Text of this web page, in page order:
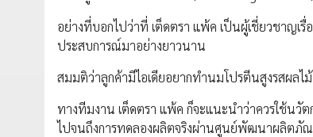
อย่างที่บอกไปว่าที่ เต็ดตรา แพ้ค เป็นผู้เชี่ยวชาญเ
ประสบการณ์มาอย่างยาวนาน
สมมติว่าลูกค้ามีไอเดียอยากทำนมโปรตีนสูงรสผลไม้
ทางทีมงาน เต็ดตรา แพ้ค ก็จะแนะนำว่าควรใช้น
ไปจนถึงการทดลองผลิตจริงผ่านศูนย์พัฒนาผลิตภัณ